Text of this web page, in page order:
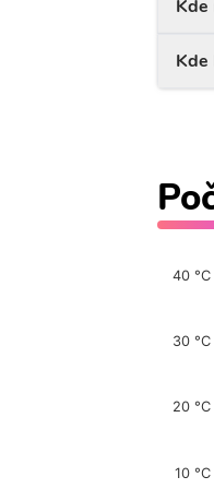
Kde
Kde
10 °C
20 °C
30 °C
40 °C